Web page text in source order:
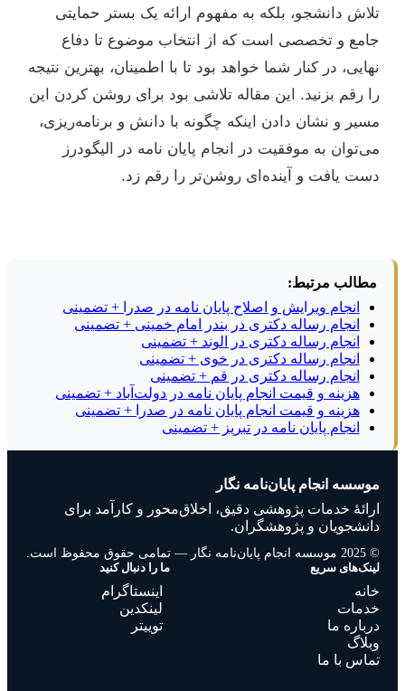
تلاش دانشجو، بلکه به مفهوم ارائه یک بستر حمایتی
جامع و تخصصی است که از انتخاب موضوع تا دفاع
نهایی، در کنار شما خواهد بود تا با اطمینان، بهترین نتیجه
را رقم بزنید. این مقاله تلاشی بود برای روشن کردن این
مسیر و نشان دادن اینکه چگونه با دانش و برنامه‌ریزی،
می‌توان به موفقیت در انجام پایان نامه در الیگودرز
دست یافت و آینده‌ای روشن‌تر را رقم زد.
مطالب مرتبط:
انجام ویرایش و اصلاح پایان نامه در صدرا + تضمینی
انجام رساله دکتری در بندر امام خمینی + تضمینی
انجام رساله دکتری در الوند + تضمینی
انجام رساله دکتری در خوی + تضمینی
انجام رساله دکتری در قم + تضمینی
هزینه و قیمت انجام پایان نامه در دولت‌آباد + تضمینی
هزینه و قیمت انجام پایان نامه در صدرا + تضمینی
انجام پایان نامه در تبریز + تضمینی
موسسه انجام پایان‌نامه نگار
ارائهٔ خدمات پژوهشی دقیق، اخلاق‌محور و کارآمد برای
دانشجویان و پژوهشگران.
© 2025 موسسه انجام پایان‌نامه نگار — تمامی حقوق محفوظ است.
لینک‌های سریع
خانه
خدمات
درباره ما
وبلاگ
تماس با ما
ما را دنبال کنید
اینستاگرام
لینکدین
توییتر